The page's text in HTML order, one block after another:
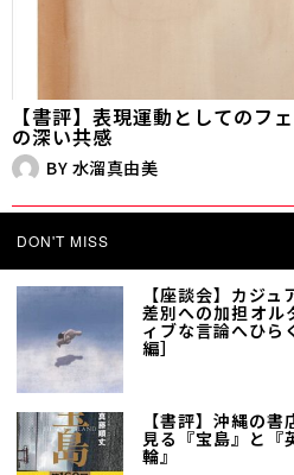
【書評】表現運動としてのフ
の深い共感
BY 水溜真由美
DON'T MISS
【座談会】カジュ
差別への加担――オル
ィブな言論へひら
編］
【書評】沖縄の書
見る『宝島』と『
輪』